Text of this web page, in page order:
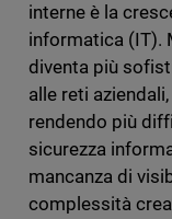
interne è la
informatica (IT).
diventa più
alle reti
rendendo più
sicurezza
mancanza di
complessità